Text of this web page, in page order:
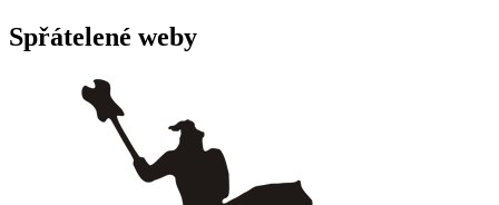
Spřátelené weby